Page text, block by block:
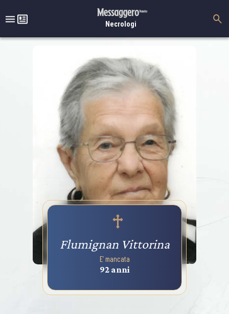
Necrologi
Flumignan Vittorina
E’ mancata
92 anni